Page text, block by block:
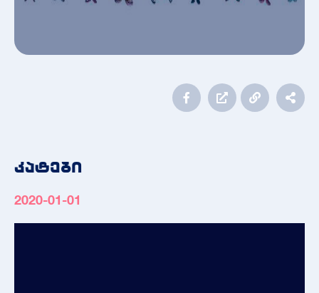
კატები
2020-01-01